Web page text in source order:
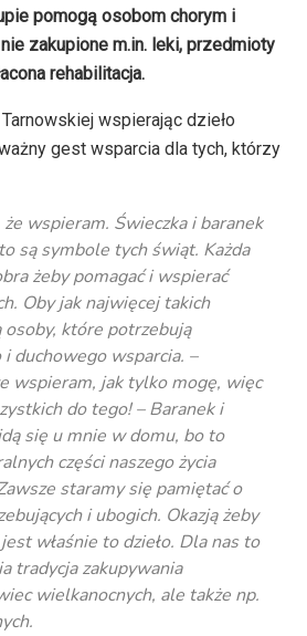
pomogą osobom chorym i
zakupione m.in. leki, przedmioty
rehabilitacja.
wspierając dzieło
gest wsparcia dla tych, którzy
że wspieram. Świeczka i baranek
są symbole tych świąt. Każda
żeby pomagać i wspierać
Oby jak najwięcej takich
osoby, które potrzebują
duchowego wsparcia. –
wspieram, jak tylko mogę, więc
do tego! – Baranek i
się u mnie w domu, bo to
części naszego życia
staramy się pamiętać o
i ubogich. Okazją żeby
właśnie to dzieło. Dla nas to
tradycja zakupywania
wielkanocnych, ale także np.